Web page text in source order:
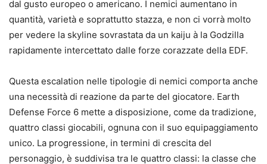
dal gusto europeo o americano. I nemici aumentano in
quantità, varietà e soprattutto stazza, e non ci vorrà molto
per vedere la skyline sovrastata da un kaiju à la Godzilla
rapidamente intercettato dalle forze corazzate della EDF.
Questa escalation nelle tipologie di nemici comporta anche
una necessità di reazione da parte del giocatore. Earth
Defense Force 6 mette a disposizione, come da tradizione,
quattro classi giocabili, ognuna con il suo equipaggiamento
unico. La progressione, in termini di crescita del
personaggio, è suddivisa tra le quattro classi: la classe che